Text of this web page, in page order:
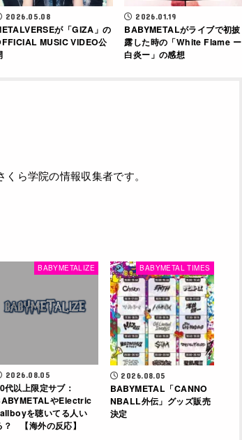
2026.05.08
が「GIZA」の
MUSIC VIDEO公
2026.01.19
BABYMETALがライブで初披
露した時の「White Flame ー
白炎ー」の感想
ら学院の情報収集者です。
BABYMETALIZE
2026.08.05
代以上限定サブ：
やElectric
を聴いてる人い
？ 【海外の反応】
BABYMETAL TIMES
2026.08.05
BABYMETAL「CANNO
NBALL外伝」グッズ販売
決定